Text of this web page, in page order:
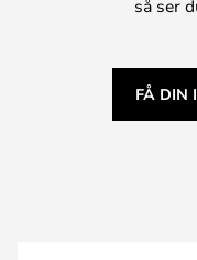
så ser
FÅ DIN